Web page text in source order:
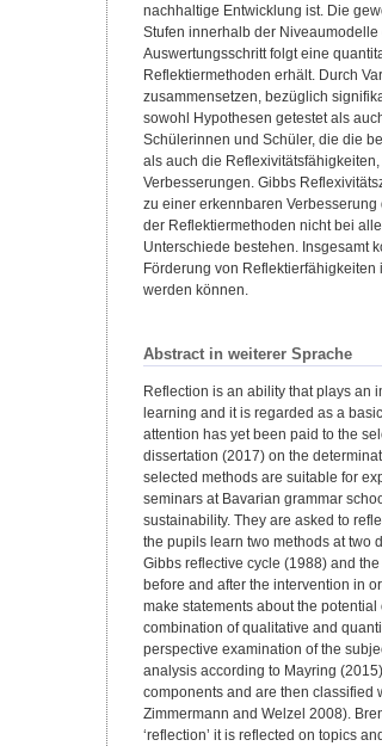
nachhaltige Entwicklung ist. Die
Stufen innerhalb der
Auswertungsschritt folgt eine
Reflektiermethoden erhält. Durch
zusammensetzen, bezüglich
sowohl Hypothesen getestet als
Schülerinnen und Schüler, die die
als auch die
Verbesserungen. Gibbs
zu einer erkennbaren
der Reflektiermethoden nicht bei
Unterschiede bestehen. Insgesamt
Förderung von
werden können.
Abstract in weiterer Sprache
Reflection is an ability that plays an
learning and it is regarded as a
attention has yet been paid to the
dissertation (2017) on the
selected methods are suitable for
seminars at Bavarian grammar
sustainability. They are asked to
the pupils learn two methods at two
Gibbs reflective cycle (1988) and
before and after the intervention in
make statements about the
combination of qualitative and
perspective examination of the
analysis according to Mayring
components and are then classified
Zimmermann and Welzel 2008).
‘reflection’ it is reflected on topics